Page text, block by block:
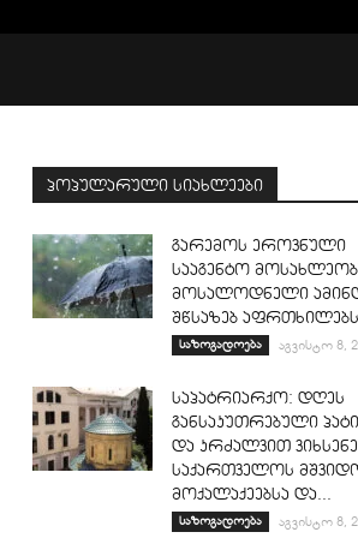
პოპულარული სიახლეები
გარემოს ეროვნული
სააგენტო
მოსალოდნელი
შწსაზებ აფრთხილებს
საზოგადოება აგვისტო 8,
საპატრიარქო: დღეს
განსაკუთრებული
და კრძალვით
საქართველოს
მოქალაქეებსა და...
საზოგადოება აგვისტო 8,